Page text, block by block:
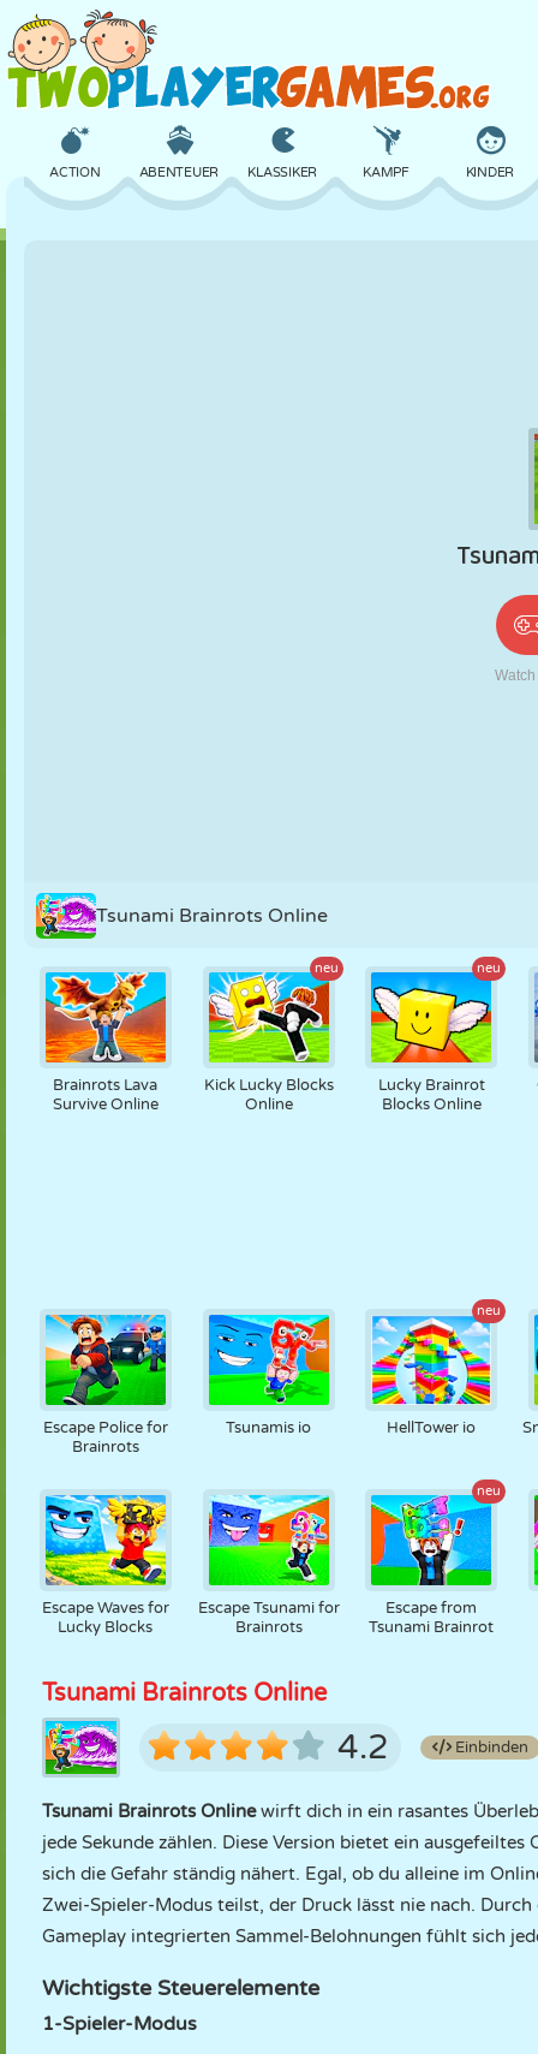
ACTION ABENTEUER KLASSIKER KAMPF KINDER
ROBOTER
Tsunami Brainrots Online
Brainrots Lava
Survive Online
neu
Kick Lucky Blocks
Online
neu
Lucky Brainrot
Blocks Online
Escape Police for
Brainrots
Tsunamis io
neu
HellTower io
Escape Waves for
Lucky Blocks
Escape Tsunami for
Brainrots
neu
Escape from
Tsunami Brainrot
Tsunami Brainrots Online
4.2 Einbinden
Tsunami Brainrots Onlinewirft dich in ein rasantes
jede Sekunde zählen. Diese Version bietet ein
sich die Gefahr ständig nähert. Egal, ob du alleine im
Zwei-Spieler-Modus teilst, der Druck lässt nie nach.
Gameplay integrierten Sammel-Belohnungen fühlt sich
Wichtigste Steuerelemente
1-Spieler-Modus